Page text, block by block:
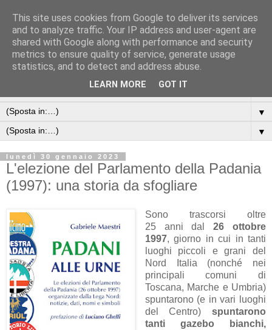
▼
▼
lunedì 30 gennaio 2023
L'elezione del Parlamento della Padania
(1997): una storia da sfogliare
Sono trascorsi oltre
25 annidal
26 ottobre
1997, giorno in cui in tanti
luoghi piccoli e grani de
Nord Italia (nonché nei
principali comuni di
Toscana, Marche e Umbria)
spuntarono (e in vari luoghi
del Centro) spuntarono
tanti gazebo bianchi,
This site uses cookies from Google to deliver its services
and to analyze traffic. Your IP address and user-agent are
shared with Google along with performance and security
metrics to ensure quality of service, generate usage
statistics, and to detect and address abuse.
LEARN MORE GOT IT